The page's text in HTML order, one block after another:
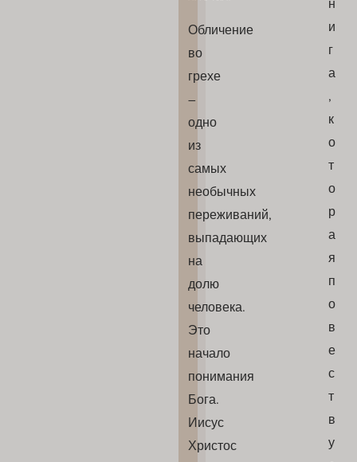
Обличение
во
грехе
–
одно
из
самых
необычных
переживаний,
выпадающих
на
долю
человека.
Это
начало
понимания
Бога.
Иисус
Христос
и
г
а
,
к
о
т
о
р
а
я
п
о
в
е
с
т
в
у